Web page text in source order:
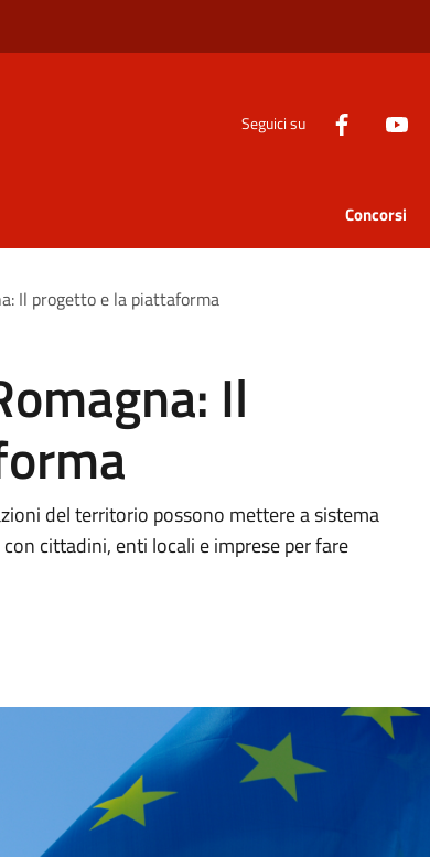
Seguici su
Concorsi
Il progetto e la piattaforma
Il
del territorio possono mettere a sistema
cittadini, enti locali e imprese per fare